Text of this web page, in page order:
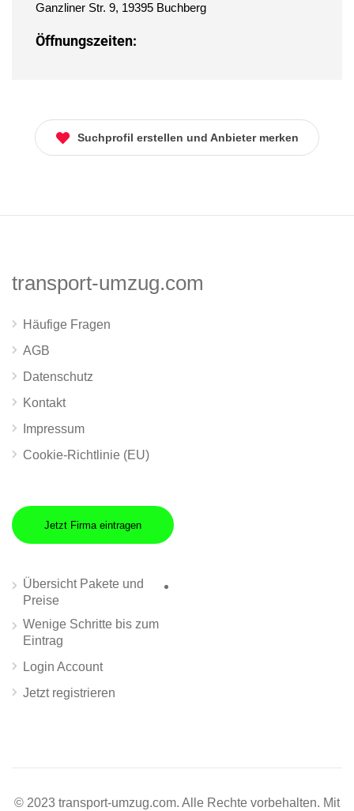
Ganzliner Str. 9, 19395 Buchberg
Öffnungszeiten:
Suchprofil erstellen und Anbieter merken
transport-umzug.com
Häufige Fragen
AGB
Datenschutz
Kontakt
Impressum
Cookie-Richtlinie (EU)
Jetzt Firma eintragen
Übersicht Pakete und
Preise
Wenige Schritte bis zum
Eintrag
Login Account
Jetzt registrieren
© 2023 transport-umzug.com. Alle Rechte vorbehalten. Mit